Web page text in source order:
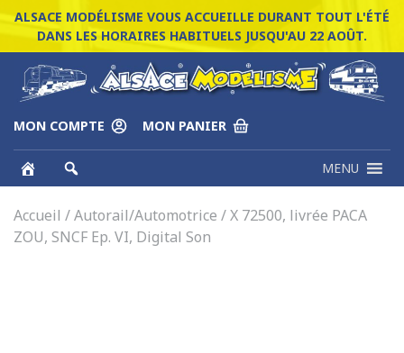
ALSACE MODÉLISME VOUS ACCUEILLE DURANT TOUT L'ÉTÉ
DANS LES HORAIRES HABITUELS JUSQU'AU 22 AOÛT.
MON COMPTE MON PANIER
MENU
Accueil /Autorail/Automotrice / X 72500, livrée PACA
ZOU, SNCF Ep. VI, Digital Son